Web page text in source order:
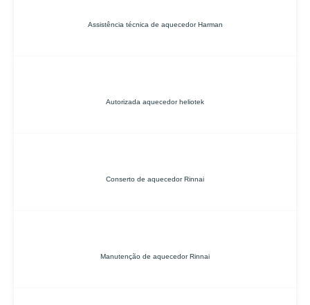
Assistência técnica de aquecedor Harman
Autorizada aquecedor heliotek
Conserto de aquecedor Rinnai
Manutenção de aquecedor Rinnai